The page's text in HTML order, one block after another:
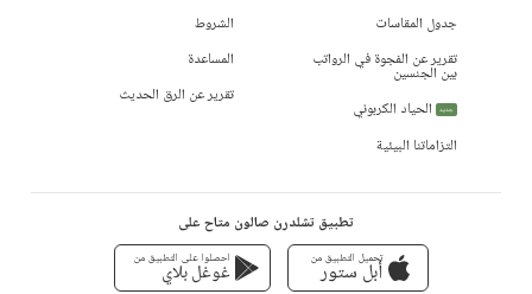
جدول المقاسات
تقرير عن الفجوة في الرواتب
بين الجنسين
جديد
الحياد الكربوني
التزاماتنا البيئية
الشروط
المساعدة
تقرير عن الرق الحديث
تطبيق تشلدرن صالون متاح على
تحميل التطبيق من
أبل ستور
احصلوا على التطبيق من
غوغل بلاي